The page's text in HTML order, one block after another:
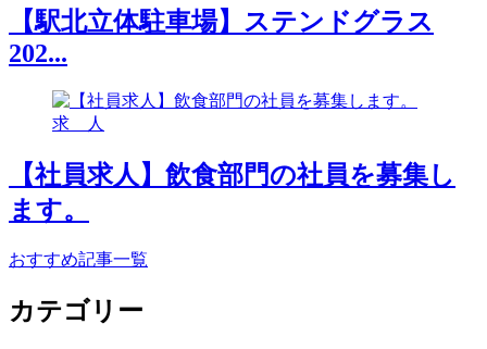
【駅北立体駐車場】ステンドグラス
202...
求 人
【社員求人】飲食部門の社員を募集し
ます。
おすすめ記事一覧
カテゴリー